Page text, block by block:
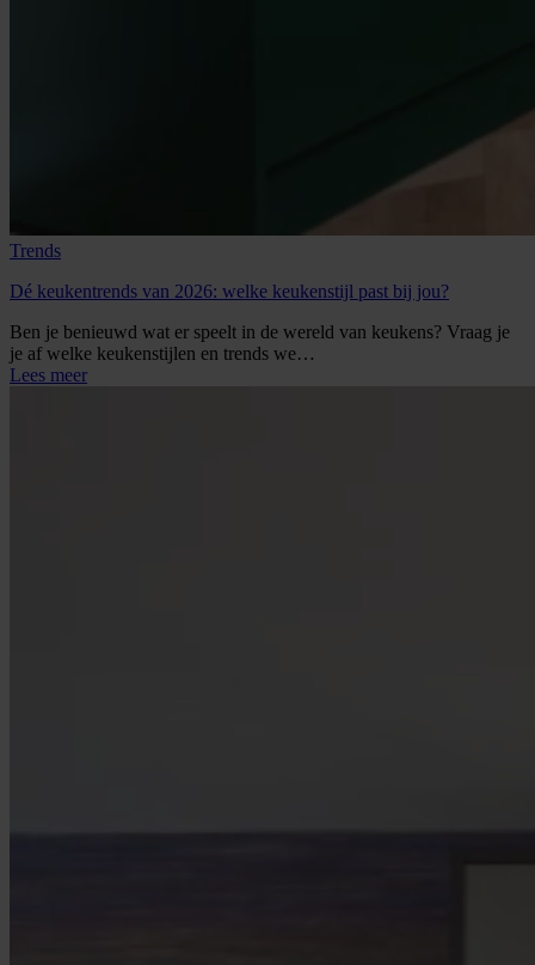
Trends
Dé keukentrends van 2026: welke keukenstijl past bij jou?
Ben je benieuwd wat er speelt in de wereld van keukens? Vraag je
je af welke keukenstijlen en trends we…
Lees meer